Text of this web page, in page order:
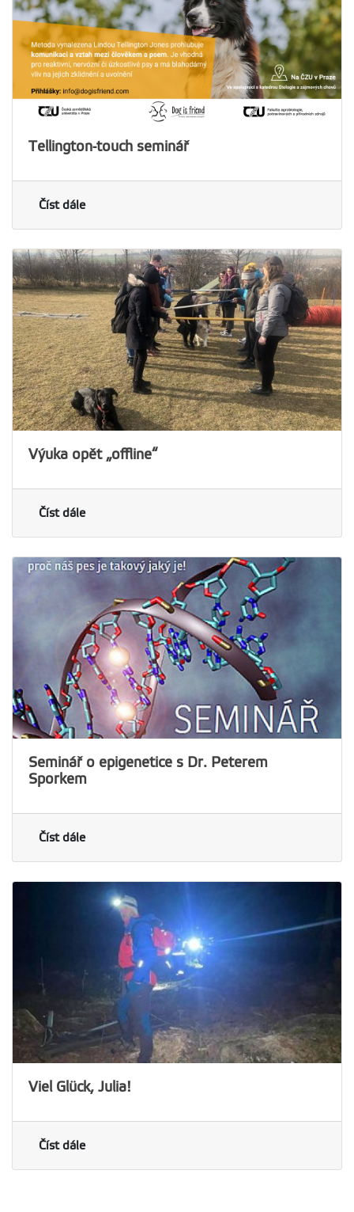
Tellington-touch seminář
Číst dále
Výuka opět „offline“
Číst dále
Seminář o epigenetice s Dr. Peterem
Sporkem
Číst dále
Viel Glück, Julia!
Číst dále